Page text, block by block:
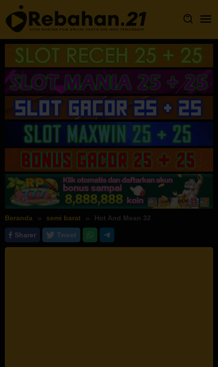
Loncat
ke
konten
Beranda semi barat Hot And Mean 32
Sharer Tweet